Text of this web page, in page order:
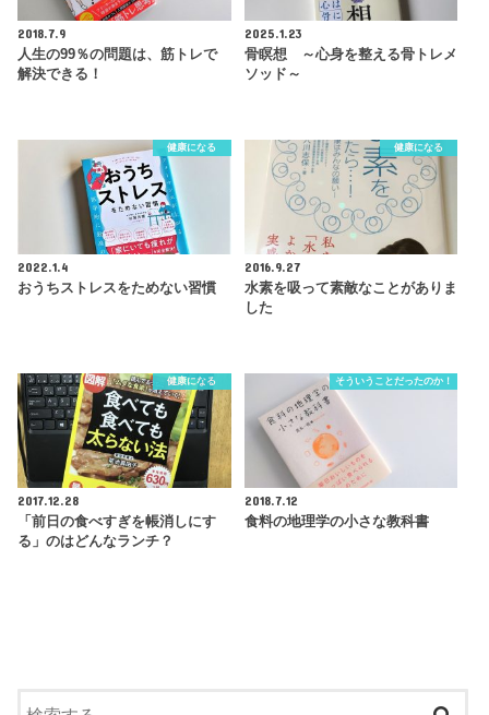
2018.7.9
人生の99％の問題は、筋トレで
解決できる！
2025.1.23
骨瞑想 ～心身を整える骨トレメ
ソッド～
健康になる
2022.1.4
おうちストレスをためない習慣
健康になる
2016.9.27
水素を吸って素敵なことがありま
した
健康になる
2017.12.28
「前日の食べすぎを帳消しにす
る」のはどんなランチ？
そういうことだったのか！
2018.7.12
食料の地理学の小さな教科書